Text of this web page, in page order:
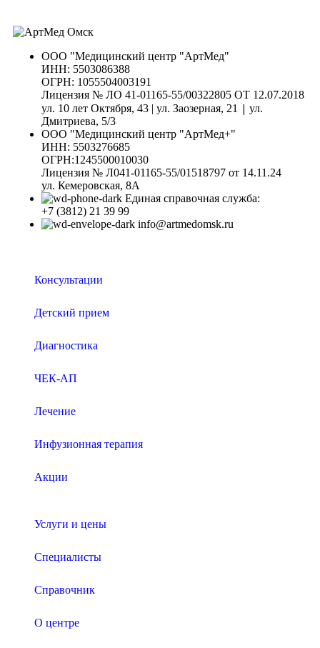
ООО "Медицинский центр "АртМед"
ИНН: 5503086388
ОГРН: 1055504003191
Лицензия № ЛО 41-01165-55/00322805 ОТ 12.07.2018
ул. 10 лет Октября, 43 | ул. Заозерная, 21 | ул.
Дмитриева, 5/3
ООО "Медицинский центр "АртМед+"
ИНН: 5503276685
ОГРН:1245500010030
Лицензия № Л041-01165-55/01518797 от 14.11.24
ул. Кемеровская, 8А
Единая справочная служба:
+7 (3812) 21 39 99
info@artmedomsk.ru
Консультации
Детский прием
Диагностика
ЧЕК-АП
Лечение
Инфузионная терапия
Акции
Услуги и цены
Специалисты
Справочник
О центре